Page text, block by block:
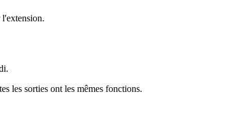
les sorties ont les mêmes fonctions.